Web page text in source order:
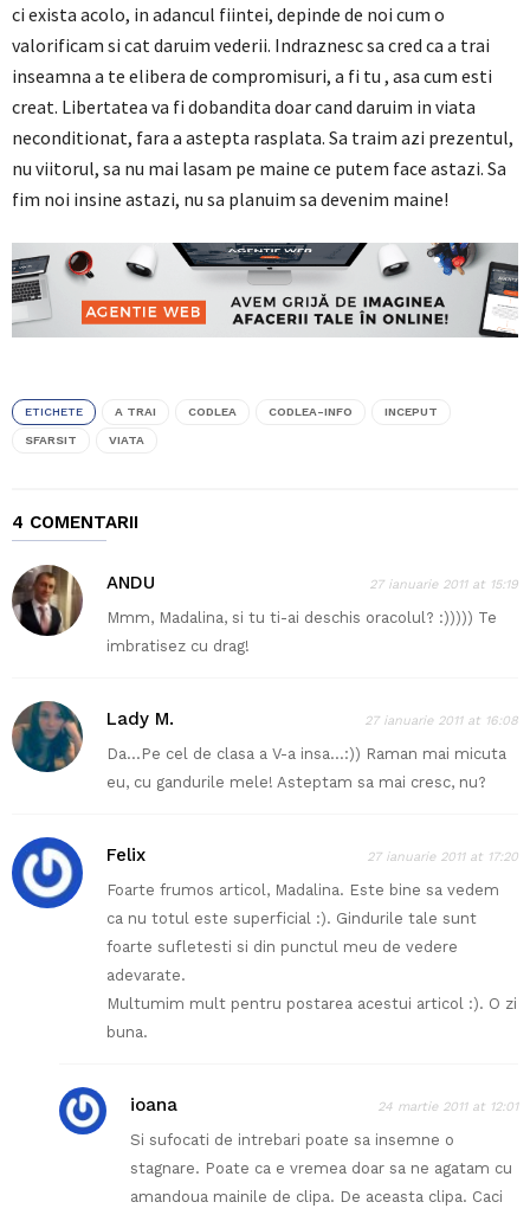
ci exista acolo, in adancul fiintei, depinde de noi cum o
valorificam si cat daruim vederii. Indraznesc sa cred ca a trai
inseamna a te elibera de compromisuri, a fi tu , asa cum esti
creat. Libertatea va fi dobandita doar cand daruim in viata
neconditionat, fara a astepta rasplata. Sa traim azi prezentul,
nu viitorul, sa nu mai lasam pe maine ce putem face astazi. Sa
fim noi insine astazi, nu sa planuim sa devenim maine!
ETICHETE A TRAI CODLEA CODLEA-INFO INCEPUT
SFARSIT VIATA
4 COMENTARII
ANDU 27 ianuarie 2011 at 15:19
Mmm, Madalina, si tu ti-ai deschis oracolul? :))))) Te
imbratisez cu drag!
Lady M. 27 ianuarie 2011 at 16:08
Da…Pe cel de clasa a V-a insa…:)) Raman mai micuta
eu, cu gandurile mele! Asteptam sa mai cresc, nu?
Felix 27 ianuarie 2011 at 17:20
Foarte frumos articol, Madalina. Este bine sa vedem
ca nu totul este superficial :). Gindurile tale sunt
foarte sufletesti si din punctul meu de vedere
adevarate.
Multumim mult pentru postarea acestui articol :). O zi
buna.
ioana 24 martie 2011 at 12:01
Si sufocati de intrebari poate sa insemne o
stagnare. Poate ca e vremea doar sa ne agatam cu
amandoua mainile de clipa. De aceasta clipa. Caci